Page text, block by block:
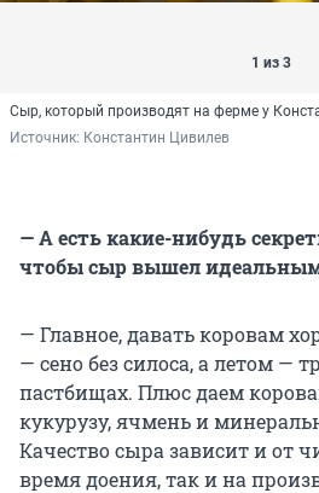
1 из 3
Сыр, который производят на ферме у
Источник: Константин Цивилев
— А есть какие-нибудь
чтобы сыр вышел
— Главное, давать коровам
— сено без силоса, а летом —
пастбищах. Плюс даем
кукурузу, ячмень и
Качество сыра зависит и от
время доения, так и на